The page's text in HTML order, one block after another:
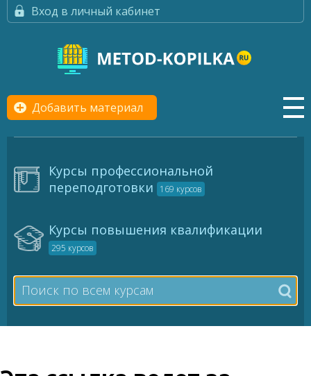
Вход в личный кабинет
Добавить материал
Курсы профессиональной
переподготовки
169 курсов
Курсы повышения квалификации
295 курсов